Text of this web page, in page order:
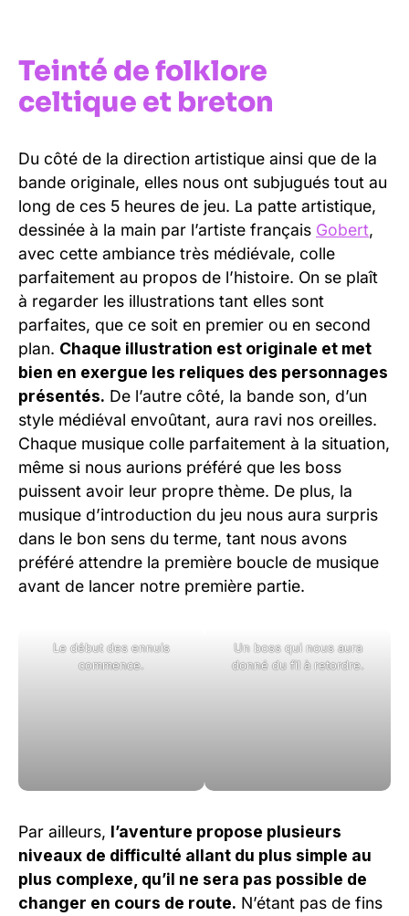
Teinté de folklore
celtique et breton
Du côté de la direction artistique ainsi que de la
bande originale, elles nous ont subjugués tout au
long de ces 5 heures de jeu. La patte artistique,
dessinée à la main par l’artiste français Gobert,
avec cette ambiance très médiévale, colle
parfaitement au propos de l’histoire. On se plaît
à regarder les illustrations tant elles sont
parfaites, que ce soit en premier ou en second
plan. Chaque illustration est originale et met
bien en exergue les reliques des personnages
présentés. De l’autre côté, la bande son, d’un
style médiéval envoûtant, aura ravi nos oreilles.
Chaque musique colle parfaitement à la situation,
même si nous aurions préféré que les boss
puissent avoir leur propre thème. De plus, la
musique d’introduction du jeu nous aura surpris
dans le bon sens du terme, tant nous avons
préféré attendre la première boucle de musique
avant de lancer notre première partie.
Le début des ennuis
commence.
Un boss qui nous aura
donné du fil à retordre.
Par ailleurs, l’aventure propose plusieurs
niveaux de difficulté allant du plus simple au
plus complexe, qu’il ne sera pas possible de
changer en cours de route. N’étant pas de fins